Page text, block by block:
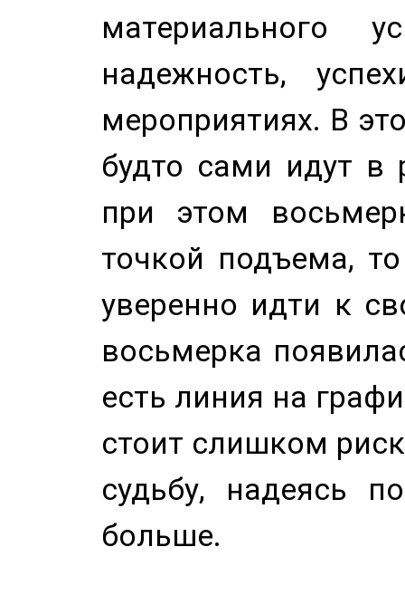
материального
надежность,
мероприятиях. В
будто сами идут в
при этом
точкой подъема,
уверенно идти к
восьмерка
есть линия на
стоит слишком
судьбу, надеясь
больше.